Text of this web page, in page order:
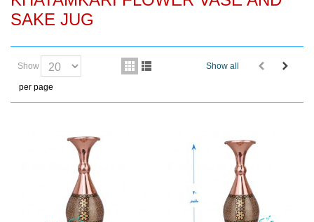
SAKE JUG
Show
per page
Show all